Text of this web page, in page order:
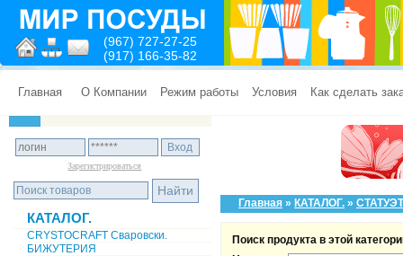
(967) 727-27-25
(917) 166-35-82
Главная О Компании Режим работы Условия Как сделать
Зарегистрироваться
КАТАЛОГ.
CRYSTOCRAFT Сваровски.
БИЖУТЕРИЯ
Главная » КАТАЛОГ. »
Поиск продукта в этой